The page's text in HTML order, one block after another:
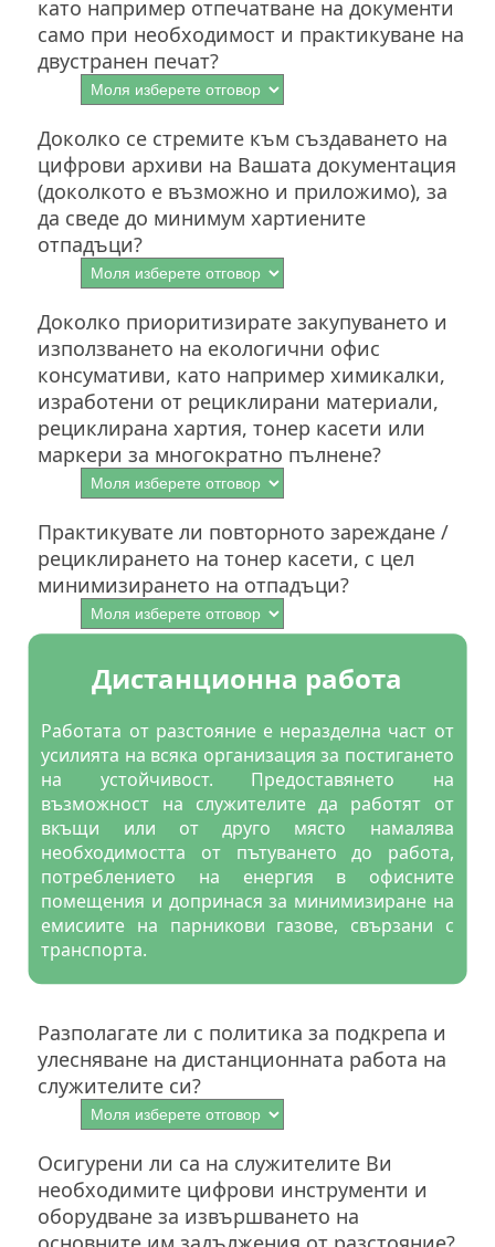
като например отпечатване на документи
само при необходимост и практикуване на
двустранен печат?
Доколко се стремите към създаването на
цифрови архиви на Вашата документация
(доколкото е възможно и приложимо), за
да сведе до минимум хартиените
отпадъци?
Доколко приоритизирате закупуването и
използването на екологични офис
консумативи, като например химикалки,
изработени от рециклирани материали,
рециклирана хартия, тонер касети или
маркери за многократно пълнене?
Практикувате ли повторното зареждане /
рециклирането на тонер касети, с цел
минимизирането на отпадъци?
Дистанционна работа
Работата от разстояние е неразделна част от
усилията на всяка организация за постигането
на устойчивост. Предоставянето на
възможност на служителите да работят от
вкъщи или от друго място намалява
необходимостта от пътуването до работа,
потреблението на енергия в офисните
помещения и допринася за минимизиране на
емисиите на парникови газове, свързани с
транспорта.
Разполагате ли с политика за подкрепа и
улесняване на дистанционната работа на
служителите си?
Осигурени ли са на служителите Ви
необходимите цифрови инструменти и
оборудване за извършването на